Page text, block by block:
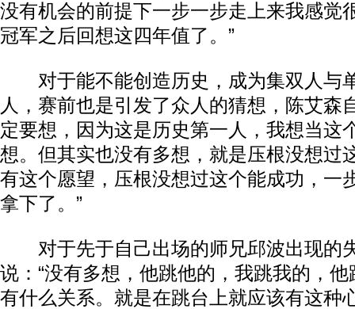
没有机会的前提下一步一步走上来我感觉
冠军之后回想这四年值了。”
对于能不能创造历史，成为集双人与
人，赛前也是引发了众人的猜想，陈艾森
定要想，因为这是历史第一人，我想当这
想。但其实也没有多想，就是压根没想过
有这个愿望，压根没想过这个能成功，一
拿下了。”
对于先于自己出场的师兄邱波出现的
说：“没有多想，他跳他的，我跳我的，
有什么关系。就是在跳台上就应该有这种